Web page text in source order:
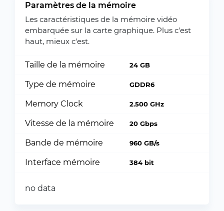
Paramètres de la mémoire
Les caractéristiques de la mémoire vidéo
embarquée sur la carte graphique. Plus c'est
haut, mieux c'est.
Taille de la mémoire 24 GB
Type de mémoire GDDR6
Memory Clock 2.500 GHz
Vitesse de la mémoire 20 Gbps
Bande de mémoire 960 GB/s
Interface mémoire 384 bit
no data